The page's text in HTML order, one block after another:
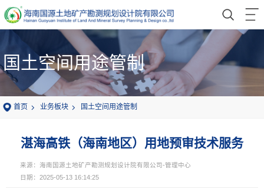
国土空间用途管制
首页 业务板块 国土空间用途管制
湛海高铁（海南地区）用地预审技术服务
来源：海南国源土地矿产勘测规划设计院有限公司-管理中心
日期：2025-05-13 16:14:25